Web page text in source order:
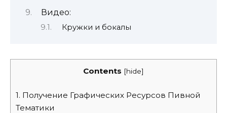
Видео:
Кружки и бокалы
Contents [hide]
1. Получение Графических Ресурсов Пивной
Тематики